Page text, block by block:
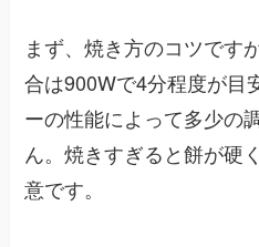
まず、焼き方のコツです
合は900Wで4分程度が目
ーの性能によって多少の
ん。焼きすぎると餅が硬
意です。